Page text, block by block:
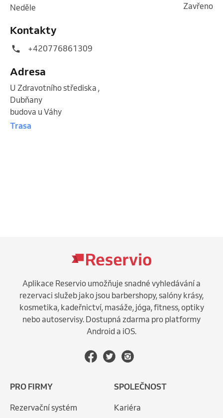
neděle
Zavřeno
Kontakty
+420776861309
Adresa
U Zdravotního střediska ,
Dubňany
budova u Váhy
Trasa
Aplikace Reservio umožňuje snadné vyhledávání a
rezervaci služeb jako jsou barbershopy, salóny krásy,
kosmetika, kadeřnictví, masáže, jóga, fitness, optiky
nebo autoservisy. Dostupná zdarma pro platformy
Android a iOS.
PRO FIRMY
Rezervační systém
SPOLEČNOST
Kariéra